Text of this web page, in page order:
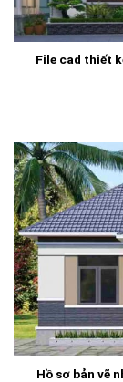
File cad thiết
Hồ sơ bản vẽ